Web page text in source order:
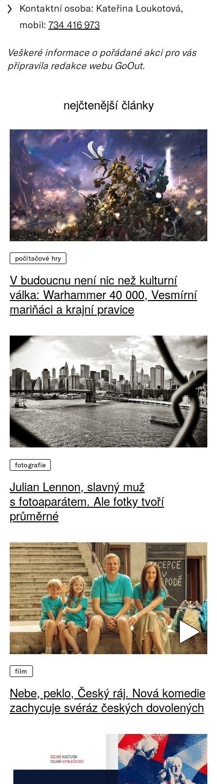
Kontaktní osoba: Kateřina Loukotová,
mobil: 734 416 973
Veškeré informace o pořádané akci pro vás
připravila redakce webu GoOut.
nejčtenější články
počítačové hry
V budoucnu není nic než kulturní
válka: Warhammer 40 000, Vesmírní
mariňáci a krajní pravice
fotografie
Julian Lennon, slavný muž
s fotoaparátem. Ale fotky tvoří
průměrné
film
Nebe, peklo, Český ráj. Nová komedie
zachycuje svéráz českých dovolených